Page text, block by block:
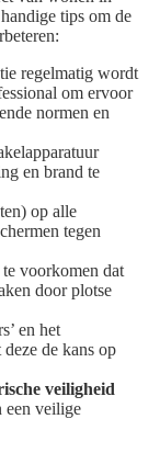
tips om de
regelmatig wordt
om ervoor
normen en
en brand te
op alle
tegen
voorkomen dat
door plotse
en het
de kans op
veiligheid
een veilige